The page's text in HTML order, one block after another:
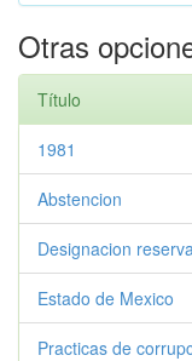
Otras
Título
1981
Abstencion
Designacion
Estado de Mexico
Practicas de